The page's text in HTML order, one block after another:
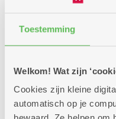
Toestemming
Welkom! Wat zijn
Cookies zijn kleine
automatisch op je
maandag tot vrijdag
9 tot 15 uur
enkel op afspraak
Bad of douche